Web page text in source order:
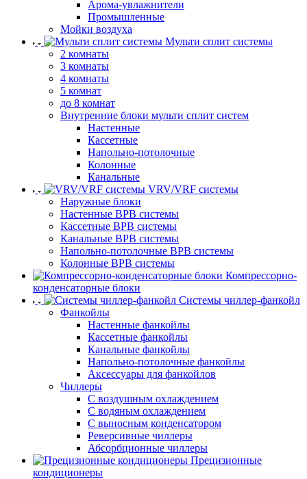
Арома-увлажнители
Промышленные
Мойки воздуха
Мульти сплит системы
2 комнаты
3 комнаты
4 комнаты
5 комнат
до 8 комнат
Внутренние блоки мульти сплит систем
Настенные
Кассетные
Напольно-потолочные
Колонные
Канальные
VRV/VRF системы
Наружные блоки
Настенные ВРВ системы
Кассетные ВРВ системы
Канальные ВРВ системы
Напольно-потолочные ВРВ системы
Колонные ВРВ системы
Компрессорно-
конденсаторные блоки
Системы чиллер-фанкойл
Фанкойлы
Настенные фанкойлы
Кассетные фанкойлы
Канальные фанкойлы
Напольно-потолочные фанкойлы
Аксессуары для фанкойлов
Чиллеры
С воздушным охлаждением
С водяным охлаждением
С выносным конденсатором
Реверсивные чиллеры
Абсорбционные чиллеры
Прецизионные
кондиционеры